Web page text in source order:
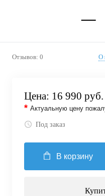
Отзывов: 0 О
Цена: 16 990 руб.
* Актуальную цену
Под заказ
В корзину